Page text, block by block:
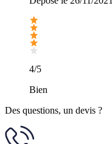
4/5
Bien
Des questions, un devis ?